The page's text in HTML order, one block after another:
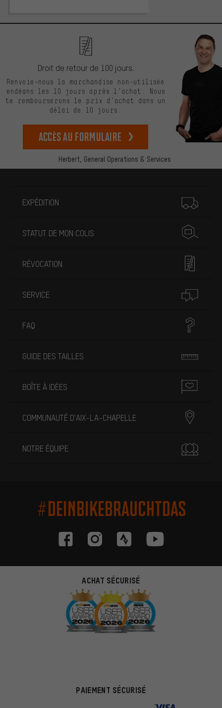
Herbert, General Operations & Services
Droit de retour de 100 jours.
Renvoie-nous la marchandise non-utilisée
endéans les 10 jours après l’achat. Nous
te rembourserons le prix d’achat dans un
délai de 10 jours.
Accès au formulaire
EXPÉDITION
STATUT DE MON COLIS
RÉVOCATION
SERVICE
FAQ
GUIDE DES TAILLES
BOÎTE À IDÉES
COMMUNAUTÉ D'AIX-LA-CHAPELLE
NOTRE ÉQUIPE
#DEINBIKEBRAUCHTDAS
ACHAT SÉCURISÉ
PAIEMENT SÉCURISÉ